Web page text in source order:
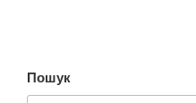
Пошук